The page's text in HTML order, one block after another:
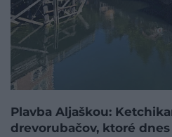
Plavba Aljaškou:
drevorubačov, ktoré